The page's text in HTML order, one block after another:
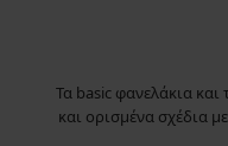
Τα basic φανελάκια
και ορισμένα σχέδια